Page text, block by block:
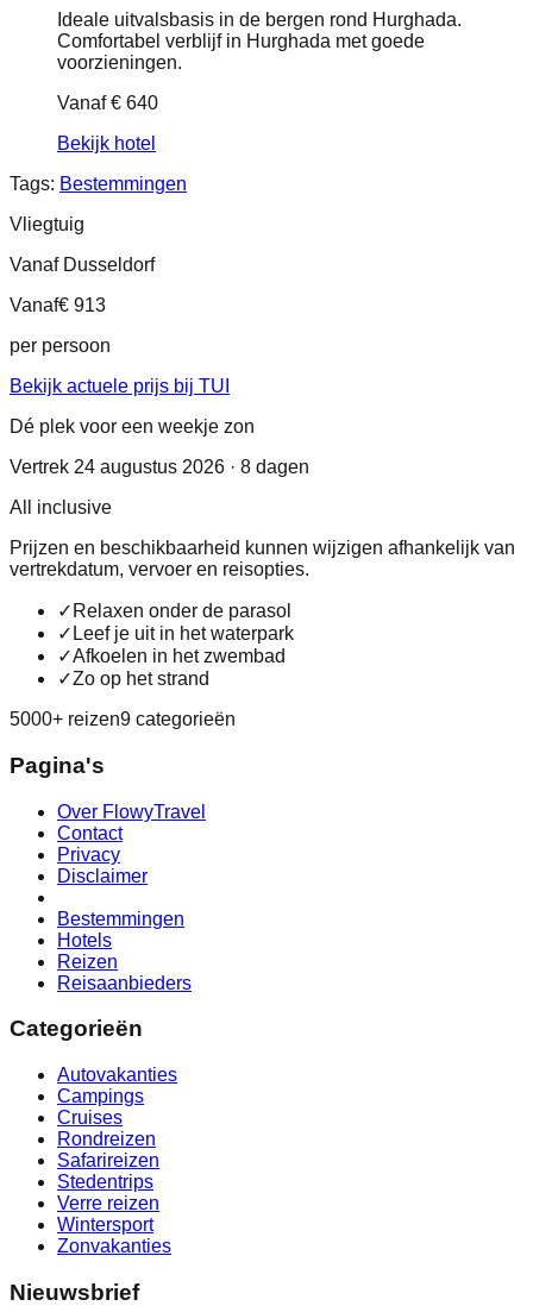
Ideale uitvalsbasis in de bergen rond Hurghada.
Comfortabel verblijf in Hurghada met goede
voorzieningen.
Vanaf€ 640
Bekijk hotel
Tags: Bestemmingen
Vliegtuig
Vanaf Dusseldorf
Vanaf€ 913
per persoon
Bekijk actuele prijs bij TUI
Dé plek voor een weekje zon
Vertrek 24 augustus 2026 · 8 dagen
All inclusive
Prijzen en beschikbaarheid kunnen wijzigen afhankelijk van
vertrekdatum, vervoer en reisopties.
✓ Relaxen onder de parasol
✓ Leef je uit in het waterpark
✓Afkoelen in het zwembad
✓Zo op het strand
5000+ reizen9 categorieën
Pagina's
Over FlowyTravel
Contact
Privacy
Disclaimer
Bestemmingen
Hotels
Reizen
Reisaanbieders
Categorieën
Autovakanties
Campings
Cruises
Rondreizen
Safarireizen
Stedentrips
Verre reizen
Wintersport
Zonvakanties
Nieuwsbrief